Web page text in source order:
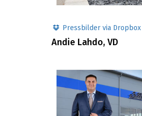
Pressbilder via Dropbox
Andie Lahdo, VD